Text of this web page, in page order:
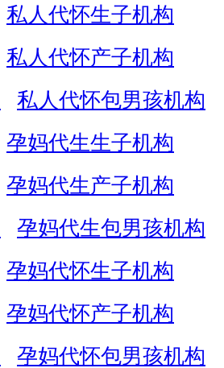
私人代怀生子机构
私人代怀产子机构
私人代怀包男孩机构
孕妈代生生子机构
孕妈代生产子机构
孕妈代生包男孩机构
孕妈代怀生子机构
孕妈代怀产子机构
孕妈代怀包男孩机构